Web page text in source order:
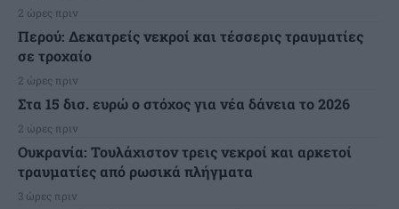
2 ώρες πριν
Περού: Δεκατρείς νεκροί και τέσσερις τραυματίες
σε τροχαίο
2 ώρες πριν
Στα 15 δισ. ευρώ ο στόχος για νέα δάνεια το 2026
2 ώρες πριν
Ουκρανία: Τουλάχιστον τρεις νεκροί και αρκετοί
τραυματίες από ρωσικά πλήγματα
3 ώρες πριν